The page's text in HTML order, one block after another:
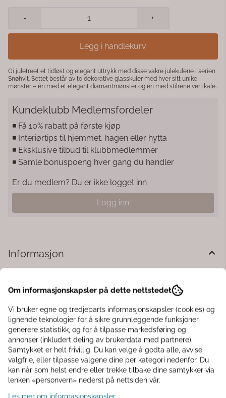
- +
Legg i handlekurv
Gi juletreet et tidløst og elegant uttrykk med disse vakre julekulene i serien
Snøhvit. Settet består av to dekorative glasskuler med hver sitt unike
mønster – én med et elegant diamantmønster og én med stilrene vertikale
klassiske kombinasjonen av hvitt og gull passer perfekt til både tradisjonell
juledekorasjoner. Heng dem på juletreet, bruk dem i en dekorativ gren eller
som en del av en vakker borddekorasjon for å skape en lun og
stemningsfull jul. Laget av glass som gir kulene en flott glans og et
eksklusivt preg – en julepynt du kan glede deg over år etter år.
Produktdetaljer: Materiale: Glass Farge: Snøhvit med gullfargede detaljer
Antall: 2 stk. Diameter: Ø10 cm To forskjellige dekorative mønstre Perfekt til
glans og en klassisk julestemning til hjemmet.
Kundeklubb Medlemsfordeler
◾️ Få 10% rabatt på første kjøp
◾️ Interiørtips til hjemmet, hagen eller hytta
◾️ Eksklusive tilbud til klubbmedlemmer
◾️ Samle bonuspoeng hver gang du handler
Er du medlem? Du er ikke logget inn
Logg inn
Informasjon
julekulene i serien Snøhvit. Settet består av to dekorative
glasskuler med hver sitt unike mønster – én med et
elegant diamantmønster og én med stilrene vertikale
linjer. Begge kulene har en frostet, snøhvit overflate med
delikate gullfargede detaljer som gir et eksklusivt og
harmonisk uttrykk.
Den klassiske kombinasjonen av hvitt og gull passer
perfekt til både tradisjonell og moderne julepynt, og
kulene er enkle å kombinere med andre
Om informasjonskapsler på dette nettstedet
Vi bruker egne og tredjeparts informasjonskapsler (cookies) og
lignende teknologier for å sikre grunnleggende funksjoner,
generere statistikk, og for å tilpasse markedsføring og
annonser (inkludert deling av brukerdata med partnere).
Samtykket er helt frivillig. Du kan velge å godta alle, avvise
valgfrie, eller tilpasse valgene dine per kategori nedenfor. Du
kan når som helst endre eller trekke tilbake dine samtykker via
lenken «personvern» nederst på nettsiden vår.
Les mer om informasjonskapsler